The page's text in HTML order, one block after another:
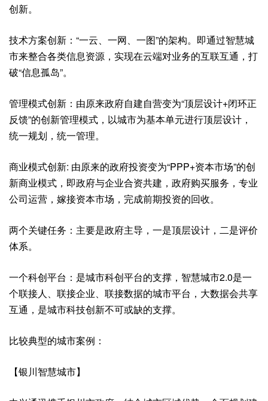
创新。
技术方案创新：“一云、一网、一图”的架构。即通过智慧城
市来整合各类信息资源，实现在云端对业务的互联互通，打
破“信息孤岛”。
管理模式创新：由原来政府自建自营变为“顶层设计+闭环正
反馈”的创新管理模式，以城市为基本单元进行顶层设计，
统一规划，统一管理。
商业模式创新: 由原来的政府投资变为“PPP+资本市场”的创
新商业模式，即政府与企业合资共建，政府购买服务，专业
公司运营，嫁接资本市场，完成前期投资的回收。
两个关键任务：主要是政府主导，一是顶层设计，二是评价
体系。
一个科创平台：是城市科创平台的支撑，智慧城市2.0是一
个联接人、联接企业、联接数据的城市平台，大数据会共享
互通，是城市科技创新不可或缺的支撑。
比较典型的城市案例：
【银川智慧城市】